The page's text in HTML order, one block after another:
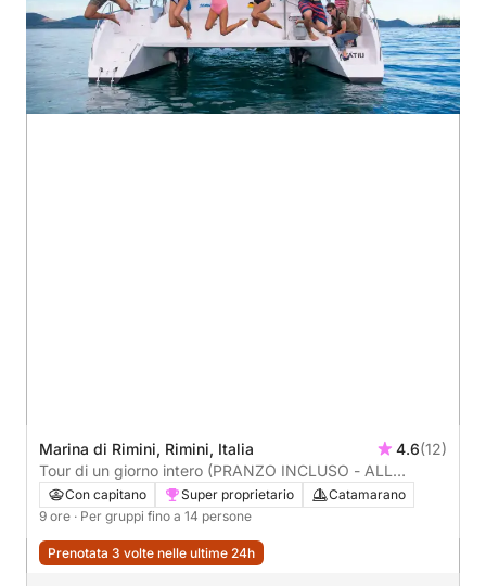
Marina di Rimini, Rimini, Italia 4.6(12)
Tour di un giorno intero (PRANZO INCLUSO - ALL
INCLUSIVE): scopri la costa adriatica da Rimini al Parco
Naturale del San Bartolo
Con capitano Super proprietario
Catamarano
9 ore · Per gruppi fino a 14 persone
Prenotata 3 volte nelle ultime 24h